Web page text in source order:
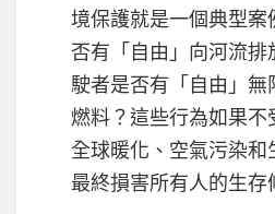
境保護就是一個典型案
否有「自由」向河流排
駛者是否有「自由」無
燃料？這些行為如果不
全球暖化、空氣污染和
最終損害所有人的生存